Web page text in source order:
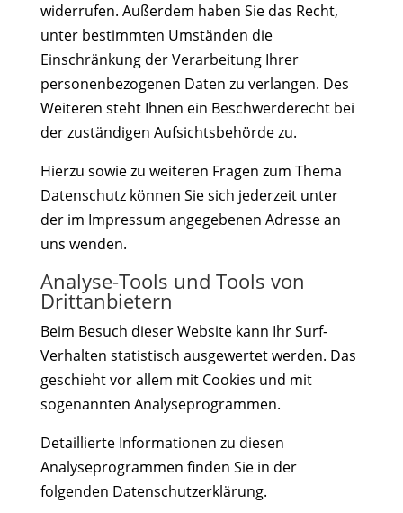
widerrufen. Außerdem haben Sie das Recht,
unter bestimmten Umständen die
Einschränkung der Verarbeitung Ihrer
personenbezogenen Daten zu verlangen. Des
Weiteren steht Ihnen ein Beschwerderecht bei
der zuständigen Aufsichtsbehörde zu.
Hierzu sowie zu weiteren Fragen zum Thema
Datenschutz können Sie sich jederzeit unter
der im Impressum angegebenen Adresse an
uns wenden.
Analyse-Tools und Tools von
Drittanbietern
Beim Besuch dieser Website kann Ihr Surf-
Verhalten statistisch ausgewertet werden. Das
geschieht vor allem mit Cookies und mit
sogenannten Analyseprogrammen.
Detaillierte Informationen zu diesen
Analyseprogrammen finden Sie in der
folgenden Datenschutzerklärung.